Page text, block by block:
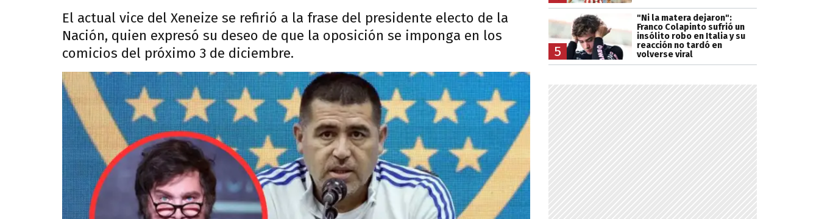
El actual vice del Xeneize se refirió a la frase del presidente electo de la
Nación, quien expresó su deseo de que la oposición se imponga en los
comicios del próximo 3 de diciembre.
5
"Ni la matera dejaron":
Franco Colapinto sufrió un
insólito robo en Italia y su
reacción no tardó en
volverse viral